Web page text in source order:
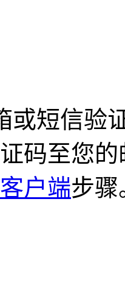
或短信验
码至您
户端步骤